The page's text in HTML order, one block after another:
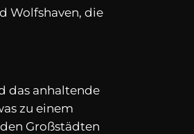
Wolfshaven, die
das anhaltende
zu einem
Großstädten